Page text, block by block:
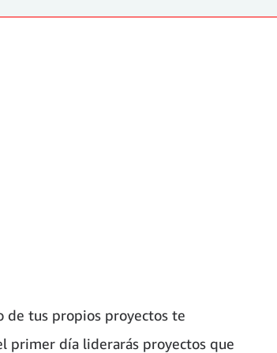
de tus propios proyectos te
primer día liderarás proyectos que